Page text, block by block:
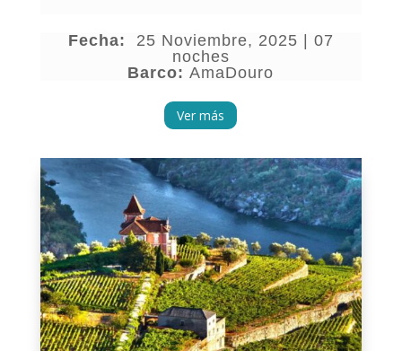
Fecha: 25 Noviembre, 2025 | 07
noches
Barco: AmaDouro
Ver más